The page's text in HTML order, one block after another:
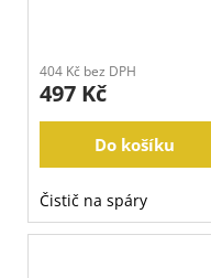
404 Kč bez DPH
497 Kč
Do košíku
Čistič na spáry